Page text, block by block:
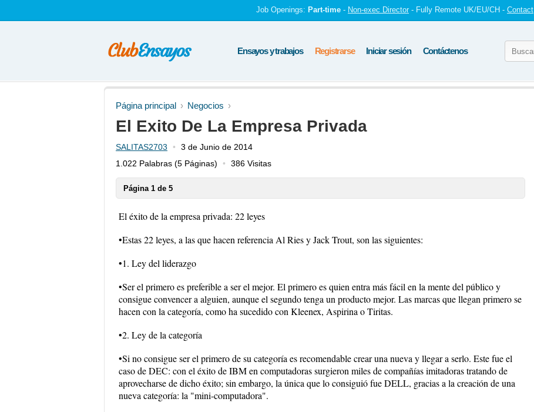
Job Openings: Part-time - Non-exec Director - Fully Remote UK/EU/CH - Contact
Ensayos y trabajos Registrarse Iniciar sesión Contáctenos
Página principal Negocios
El Exito De La Empresa Privada
SALITAS2703
3 de Junio de 2014
1.022 Palabras (5 Páginas) 386 Visitas
Página 1 de 5
El éxito de la empresa privada: 22 leyes
•Estas 22 leyes, a las que hacen referencia Al Ries y Jack Trout, son las siguientes:
•1. Ley del liderazgo
•Ser el primero es preferible a ser el mejor. El primero es quien entra más fácil en la mente del público y
consigue convencer a alguien, aunque el segundo tenga un producto mejor. Las marcas que llegan primero se
hacen con la categoría, como ha sucedido con Kleenex, Aspirina o Tiritas.
•2. Ley de la categoría
•Si no consigue ser el primero de su categoría es recomendable crear una nueva y llegar a serlo. Este fue el
caso de DEC: con el éxito de IBM en computadoras surgieron miles de compañías imitadoras tratando de
aprovecharse de dicho éxito; sin embargo, la única que lo consiguió fue DELL, gracias a la creación de una
nueva categoría: la "mini-computadora".